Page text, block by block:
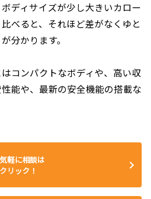
ディサイズが少し大きいカロー
べると、それほど差がなくゆと
分かります。
コンパクトなボディや、高い収
能や、最新の安全機能の搭載な
軽に相談は
リック！